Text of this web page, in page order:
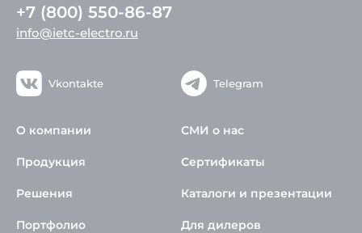
+7 (800) 550-86-87
info@ietc-electro.ru
Vkontakte Telegram
О компании
Продукция
Решения
Портфолио
СМИ о нас
Сертификаты
Каталоги и презентации
Для дилеров